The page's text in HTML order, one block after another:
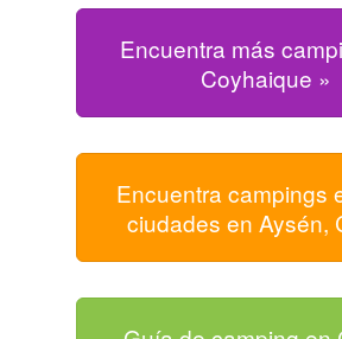
Encuentra más
Coyhaique »
Encuentra campings
ciudades en Aysén,